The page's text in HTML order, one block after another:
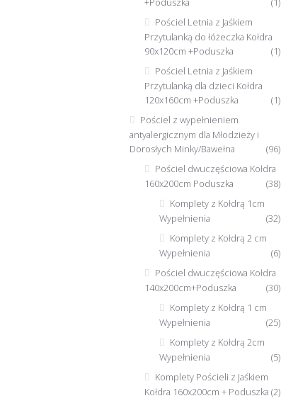
Pościel Letnia z Jaśkiem
Przytulanką do łóżeczka Kołdra
90x120cm +Poduszka
(1)
Pościel Letnia z Jaśkiem
Przytulanką dla dzieci Kołdra
120x160cm +Poduszka
(1)
Pościel z wypełnieniem
antyalergicznym dla Młodzieży i
Dorosłych Minky/Bawełna
(96)
Pościel dwuczęściowa Kołdra
160x200cm Poduszka
(38)
Komplety z Kołdrą 1cm
Wypełnienia
(32)
Komplety z Kołdrą 2 cm
Wypełnienia
(6)
Pościel dwuczęściowa Kołdra
140x200cm+Poduszka
(30)
Komplety z Kołdrą 1 cm
Wypełnienia
(25)
Komplety z Kołdrą 2cm
Wypełnienia
(5)
Komplety Pościeli z Jaśkiem
Kołdra 160x200cm + Poduszka (2)